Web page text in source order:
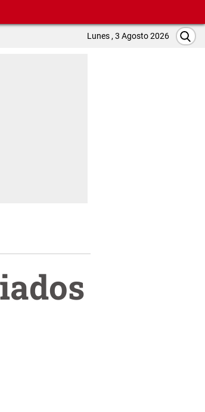
Lunes , 3 Agosto 2026